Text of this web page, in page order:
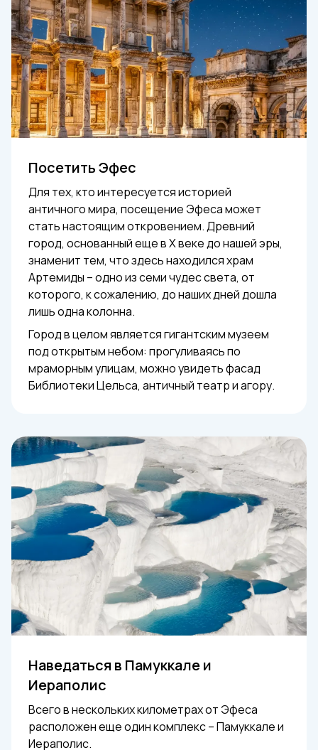
Посетить Эфес
Для тех, кто интересуется историей
античного мира, посещение Эфеса может
стать настоящим откровением. Древний
город, основанный еще в X веке до нашей эры,
знаменит тем, что здесь находился храм
Артемиды – одно из семи чудес света, от
которого, к сожалению, до наших дней дошла
лишь одна колонна.
Город в целом является гигантским музеем
под открытым небом: прогуливаясь по
мраморным улицам, можно увидеть фасад
Библиотеки Цельса, античный театр и агору.
Наведаться в Памуккале и
Иераполис
Всего в нескольких километрах от Эфеса
расположен еще один комплекс – Памуккале и
Иераполис.